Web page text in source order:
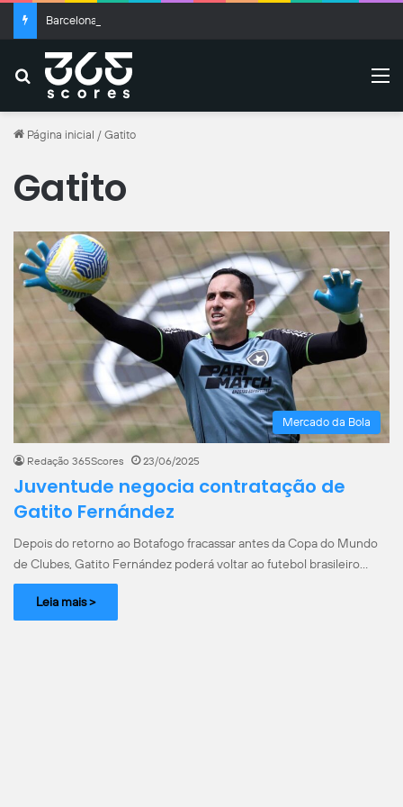
Buscar
Página inicial / Gatito
Gatito
Mercado da Bola
Redação 365Scores 23/06/2025
Juventude negocia contratação de
Gatito Fernández
Depois do retorno ao Botafogo fracassar antes da Copa do Mundo
de Clubes, Gatito Fernández poderá voltar ao futebol brasileiro…
Leia mais >